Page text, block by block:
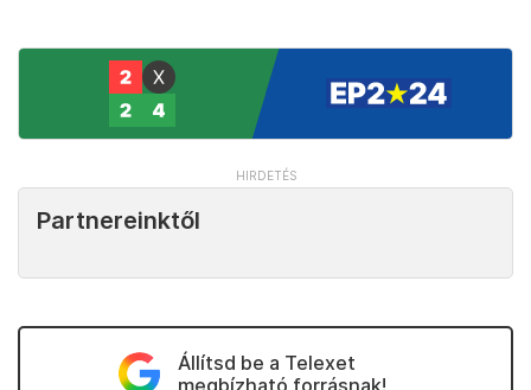
Partnereinktől
Állítsd be a Telexet
megbízható forrásnak!